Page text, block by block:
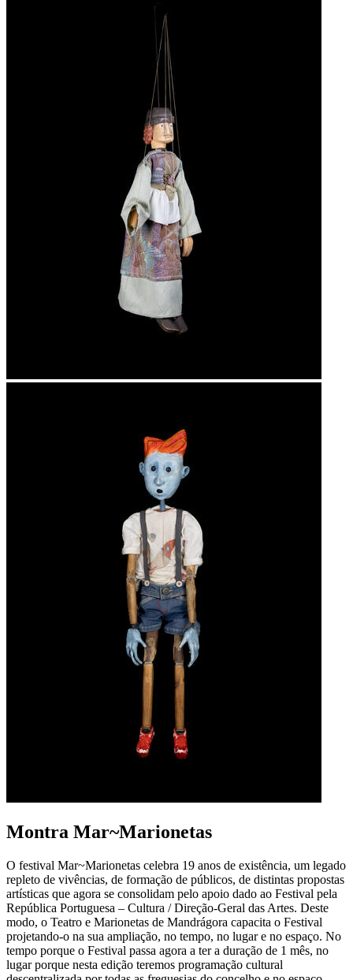
Montra Mar~Marionetas
O festival Mar~Marionetas celebra 19 anos de existência, um legado
repleto de vivências, de formação de públicos, de distintas propostas
artísticas que agora se consolidam pelo apoio dado ao Festival pela
República Portuguesa – Cultura / Direção-Geral das Artes. Deste
modo, o Teatro e Marionetas de Mandrágora capacita o Festival
projetando-o na sua ampliação, no tempo, no lugar e no espaço. No
tempo porque o Festival passa agora a ter a duração de 1 mês, no
lugar porque nesta edição teremos programação cultural